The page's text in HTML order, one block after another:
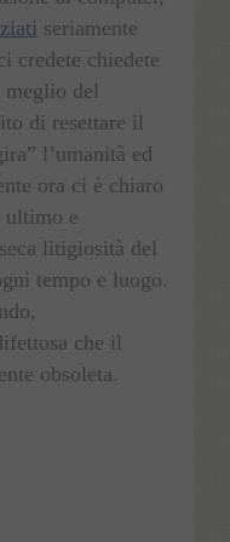
seriamente
credete chiedete
meglio del
di resettare il
l’umanità ed
ora ci è chiaro
ultimo e
litigiosità del
tempo e luogo.
che il
obsoleta.